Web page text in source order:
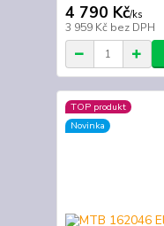
4 790 Kč/ks
3 959 Kč bez DPH
TOP produkt
Novinka